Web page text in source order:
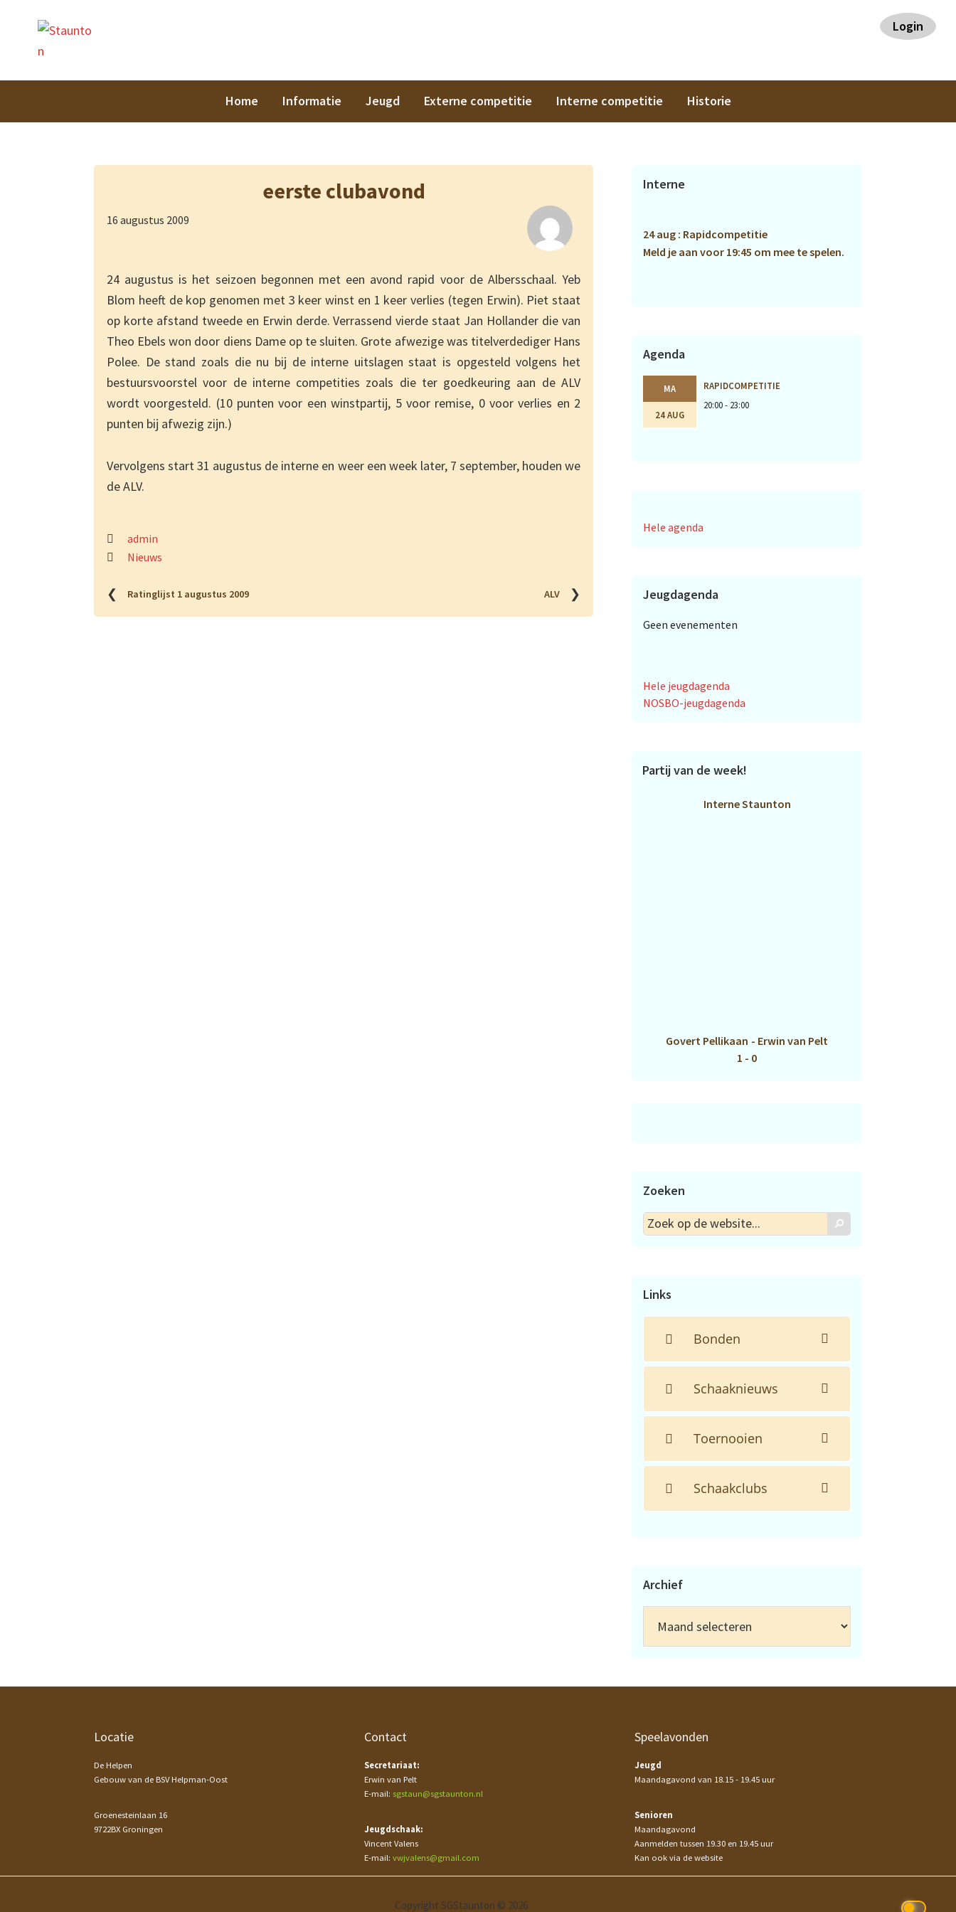
Login
Home Informatie Jeugd Externe competitie Interne competitie Historie
eerste clubavond
16 augustus 2009
24 augustus is het seizoen begonnen met een avond rapid voor de Albersschaal. Yeb
Blom heeft de kop genomen met 3 keer winst en 1 keer verlies (tegen Erwin). Piet staat
op korte afstand tweede en Erwin derde. Verrassend vierde staat Jan Hollander die van
Theo Ebels won door diens Dame op te sluiten. Grote afwezige was titelverdediger Hans
Polee. De stand zoals die nu bij de interne uitslagen staat is opgesteld volgens het
bestuursvoorstel voor de interne competities zoals die ter goedkeuring aan de ALV
wordt voorgesteld. (10 punten voor een winstpartij, 5 voor remise, 0 voor verlies en 2
punten bij afwezig zijn.)
Vervolgens start 31 augustus de interne en weer een week later, 7 september, houden we
de ALV.
admin
Nieuws
❮ Ratinglijst 1 augustus 2009 ALV ❯
Primaire
Interne
24 aug : Rapidcompetitie
Meld je aan voor 19:45 om mee te spelen.
Agenda
MA
24 AUG
RAPIDCOMPETITIE
20:00 - 23:00
Hele agenda
Jeugdagenda
Geen evenementen
Hele jeugdagenda
NOSBO-jeugdagenda
Partij van de week!
Interne Staunton
Govert Pellikaan - Erwin van Pelt
1 - 0
Zoeken
Zoek
op
Zoek
Links
Bonden
Schaaknieuws
Toernooien
Schaakclubs
Archief
Locatie
De Helpen
Gebouw van de BSV Helpman-Oost
Groenesteinlaan 16
9722BX Groningen
Contact
Secretariaat:
Erwin van Pelt
E-mail: sgstaun@sgstaunton.nl
Jeugdschaak:
Vincent Valens
E-mail: vwjvalens@gmail.com
Speelavonden
Jeugd
Maandagavond van 18.15 - 19.45 uur
Senioren
Maandagavond
Aanmelden tussen 19.30 en 19.45 uur
Kan ook via de website
Copyright SGStaunton © 2026